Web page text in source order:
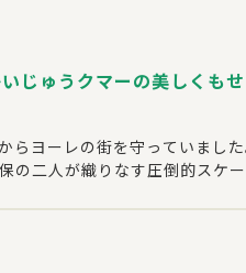
じゅうクマーの美しくも
らヨーレの街を守っていま
の二人が織りなす圧倒的スケ